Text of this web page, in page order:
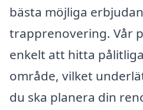
bästa möjliga
trapprenovering. Vår
enkelt att hitta
område, vilket
du ska planera din